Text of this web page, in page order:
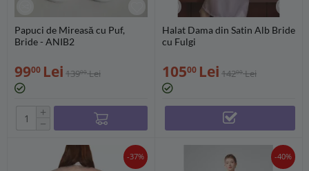
Papuci de Mireasă cu Puf,
Bride - ANIB2
9900 Lei 13900 Lei
+
−
Halat Dama din Satin Alb Bride
cu Fulgi
10500 Lei 14200 Lei
-37% -40%